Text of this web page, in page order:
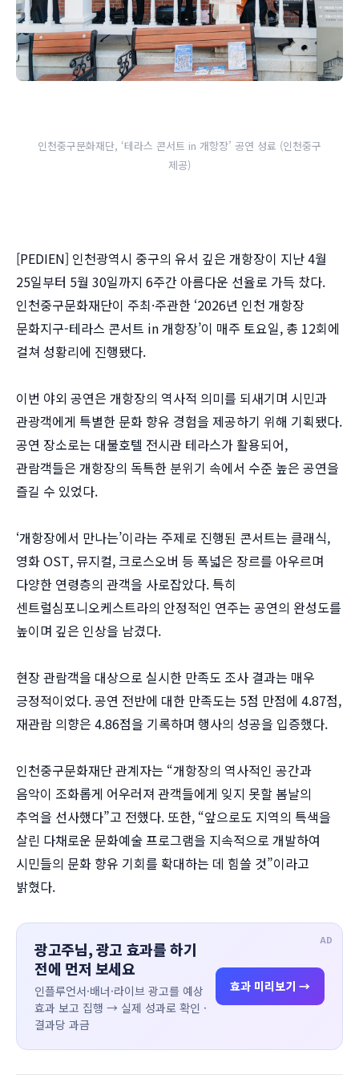
인천중구문화재단, ‘테라스 콘서트 in 개항장’ 공연 성료 (인천중구
제공)
[PEDIEN] 인천광역시 중구의 유서 깊은 개항장이 지난 4월
25일부터 5월 30일까지 6주간 아름다운 선율로 가득 찼다.
인천중구문화재단이 주최·주관한 ‘2026년 인천 개항장
문화지구-테라스 콘서트 in 개항장’이 매주 토요일, 총 12회에
걸쳐 성황리에 진행됐다.
이번 야외 공연은 개항장의 역사적 의미를 되새기며 시민과
관광객에게 특별한 문화 향유 경험을 제공하기 위해 기획됐다.
공연 장소로는 대불호텔 전시관 테라스가 활용되어,
관람객들은 개항장의 독특한 분위기 속에서 수준 높은 공연을
즐길 수 있었다.
‘개항장에서 만나는’이라는 주제로 진행된 콘서트는 클래식,
영화 OST, 뮤지컬, 크로스오버 등 폭넓은 장르를 아우르며
다양한 연령층의 관객을 사로잡았다. 특히
센트럴심포니오케스트라의 안정적인 연주는 공연의 완성도를
높이며 깊은 인상을 남겼다.
현장 관람객을 대상으로 실시한 만족도 조사 결과는 매우
긍정적이었다. 공연 전반에 대한 만족도는 5점 만점에 4.87점,
재관람 의향은 4.86점을 기록하며 행사의 성공을 입증했다.
인천중구문화재단 관계자는 “개항장의 역사적인 공간과
음악이 조화롭게 어우러져 관객들에게 잊지 못할 봄날의
추억을 선사했다”고 전했다. 또한, “앞으로도 지역의 특색을
살린 다채로운 문화예술 프로그램을 지속적으로 개발하여
시민들의 문화 향유 기회를 확대하는 데 힘쓸 것”이라고
밝혔다.
AD
광고주님, 광고 효과를 하기
전에 먼저 보세요
인플루언서·배너·라이브 광고를 예상
효과 보고 집행 → 실제 성과로 확인 ·
결과당 과금
효과 미리보기 →